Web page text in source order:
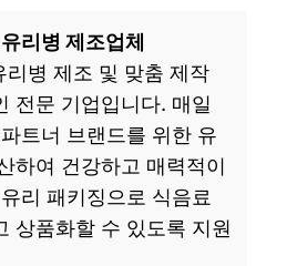
리병 제조업체
리병 제조 및 맞춤 제작
전문 기업입니다. 매일
파트너 브랜드를 위한 유
하여 건강하고 매력적이
유리 패키징으로 식음료
상품화할 수 있도록 지원